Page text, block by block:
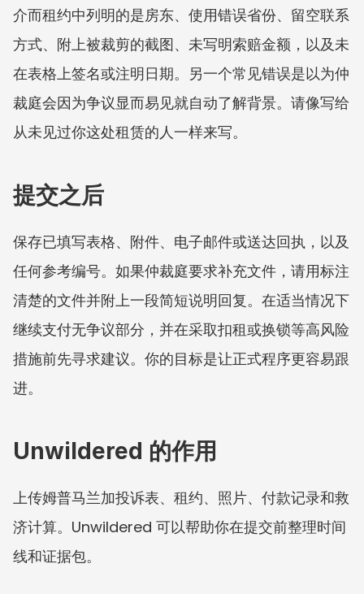
介而租约中列明的是房东、使用错误省份、留空联系
方式、附上被裁剪的截图、未写明索赔金额，以及未
在表格上签名或注明日期。另一个常见错误是以为仲
裁庭会因为争议显而易见就自动了解背景。请像写给
从未见过你这处租赁的人一样来写。
提交之后
保存已填写表格、附件、电子邮件或送达回执，以及
任何参考编号。如果仲裁庭要求补充文件，请用标注
清楚的文件并附上一段简短说明回复。在适当情况下
继续支付无争议部分，并在采取扣租或换锁等高风险
措施前先寻求建议。你的目标是让正式程序更容易跟
进。
Unwildered 的作用
上传姆普马兰加投诉表、租约、照片、付款记录和救
济计算。Unwildered 可以帮助你在提交前整理时间
线和证据包。